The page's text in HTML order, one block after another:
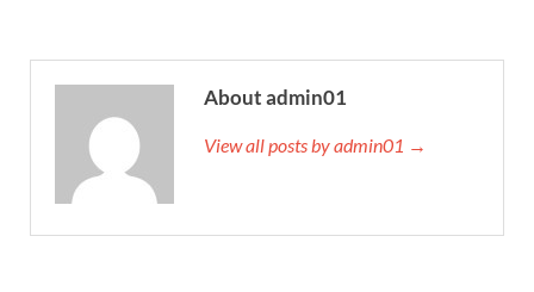
About admin01
View all posts by admin01 →